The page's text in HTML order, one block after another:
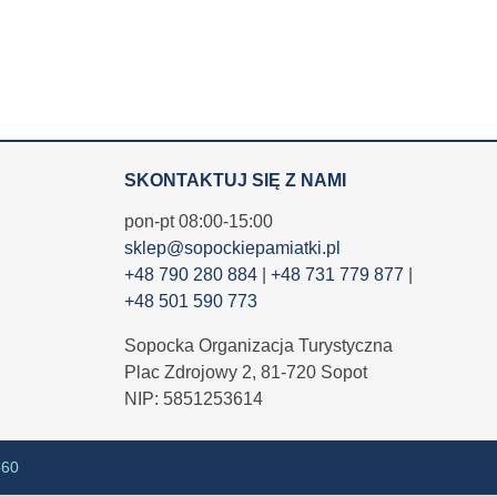
SKONTAKTUJ SIĘ Z NAMI
pon-pt 08:00-15:00
sklep@sopockiepamiatki.pl
+48 790 280 884| +48 731 779 877
+48 501 590 773
Sopocka Organizacja Turystyczna
Plac Zdrojowy 2, 81-720 Sopot
NIP: 5851253614